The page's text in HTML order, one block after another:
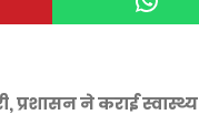
प्रशासन ने कराई स्वास्थ्य